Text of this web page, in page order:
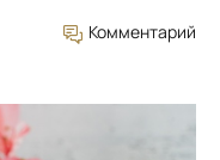
Комментарий